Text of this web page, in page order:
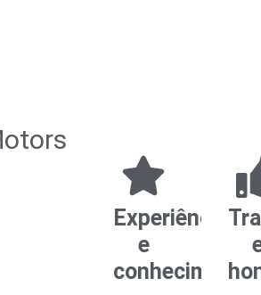
Experiência
e
conhecimento